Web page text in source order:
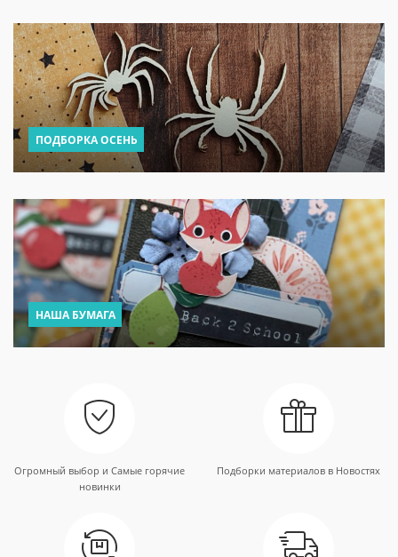
ПОДБОРКА ОСЕНЬ
НАША БУМАГА
Огромный выбор и Самые горячие
новинки
Подборки материалов в Новостях